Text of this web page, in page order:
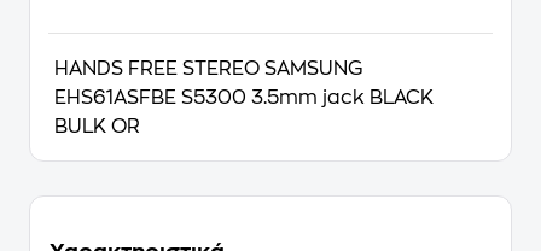
HANDS FREE STEREO SAMSUNG
EHS61ASFBE S5300 3.5mm jack BLACK
BULK OR